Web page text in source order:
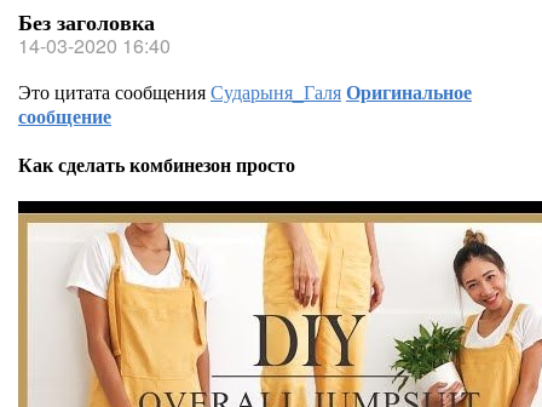
Без заголовка
14-03-2020 16:40
Это цитата сообщенияСударыня_ГаляОригинальное
сообщение
Как сделать комбинезон просто